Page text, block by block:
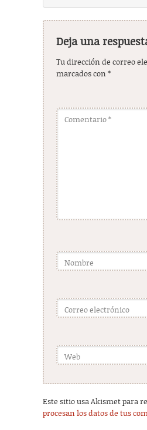
Deja una
Tu dirección de correo
marcados con*
Comentario*
Nombre
Correo electrónico
Web
Este sitio usa Akismet para
procesan los datos de tus